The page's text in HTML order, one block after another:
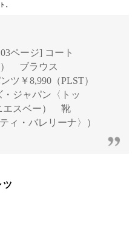
。
ページ] コート
） ブラウス
ツ￥8,990（PLST）
・ジャパン〈トッ
エスベー） 靴
ィ・バレリーナ〉）